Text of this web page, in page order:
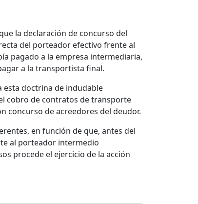
la declaración de concurso del
del porteador efectivo frente al
pagado a la empresa intermediaria,
a la transportista final.
esta doctrina de indudable
cobro de contratos de transporte
concurso de acreedores del deudor.
en función de que, antes del
al porteador intermedio
procede el ejercicio de la acción